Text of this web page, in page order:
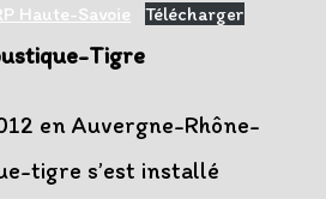
Haute-Savoie
Télécharger
Tigre
en Auvergne-Rhône-
tigre s’est installé